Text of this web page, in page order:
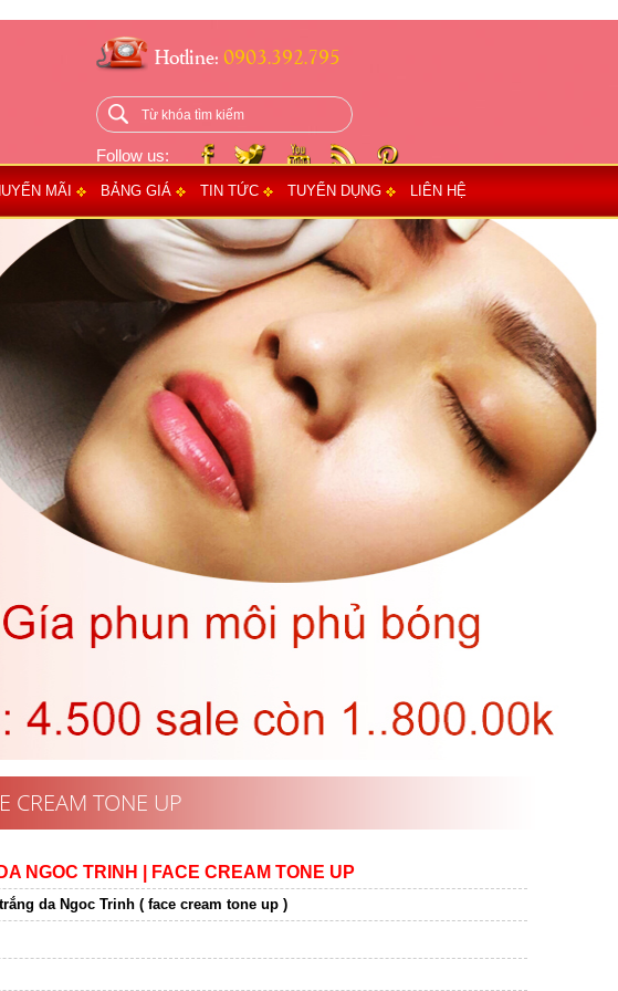
Hotline: 0903.392.795
Follow us:
MÃI BẢNG GIÁ TIN TỨC TUYỂN DỤNG LIÊN HỆ
CREAM TONE UP
NGOC TRINH | FACE CREAM TONE UP
da Ngoc Trinh ( face cream tone up )